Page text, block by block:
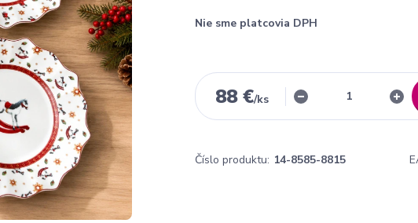
Nie sme platcovia DPH
88 €/ks
Číslo produktu: 14-8585-8815